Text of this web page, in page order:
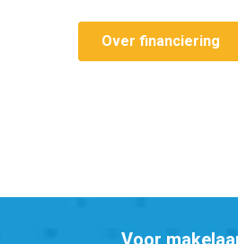
Over financiering